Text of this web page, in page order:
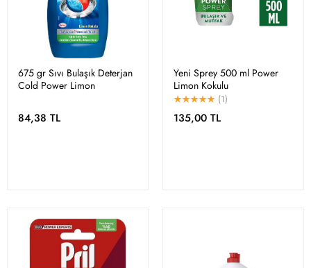
675 gr Sıvı Bulaşık Deterjan
Cold Power Limon
84,38 TL
Yeni Sprey 500 ml Power
Limon Kokulu
(1)
135,00 TL